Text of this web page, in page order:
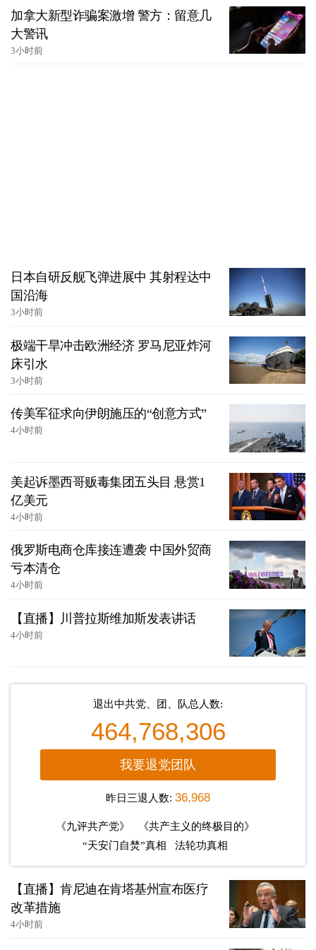
加拿大新型诈骗案激增 警方：留意几
大警讯
3小时前
日本自研反舰飞弹进展中 其射程达中
国沿海
3小时前
极端干旱冲击欧洲经济 罗马尼亚炸河
床引水
3小时前
传美军征求向伊朗施压的“创意方式”
4小时前
美起诉墨西哥贩毒集团五头目 悬赏1
亿美元
4小时前
俄罗斯电商仓库接连遭袭 中国外贸商
亏本清仓
4小时前
【直播】川普拉斯维加斯发表讲话
4小时前
退出中共党、团、队总人数:
464,768,306
我要退党团队
昨日三退人数: 36,968
《九评共产党》
《共产主义的终极目的》
“天安门自焚”真相
法轮功真相
【直播】肯尼迪在肯塔基州宣布医疗
改革措施
4小时前